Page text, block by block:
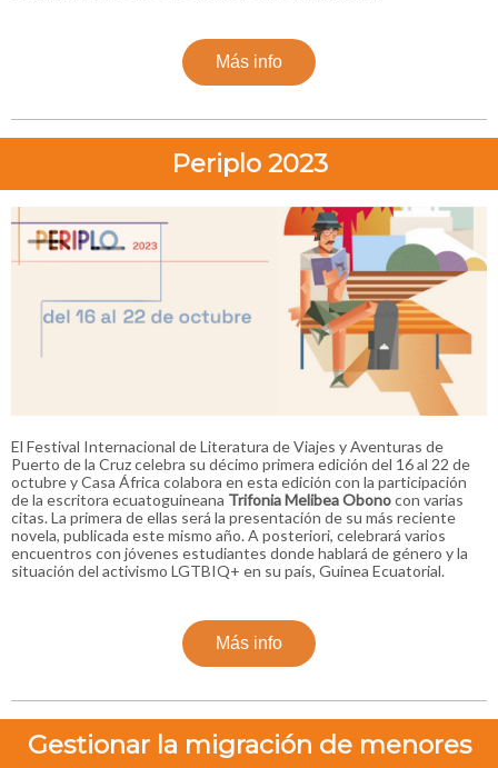
Más info
Periplo 2023
El Festival Internacional de Literatura de Viajes y Aventuras de
Puerto de la Cruz celebra su décimo primera edición del 16 al 22 de
octubre y Casa África colabora en esta edición con la participación
de la escritora ecuatoguineana Trifonia MelibeaObonocon varias
citas. La primera de ellas será la presentación de su más reciente
novela, publicada este mismo año. A posteriori, celebrará varios
encuentros con jóvenes estudiantes donde hablará de género y la
situación del activismo LGTBIQ+ en su país, Guinea Ecuatorial.
Más info
Gestionar la migración de menores